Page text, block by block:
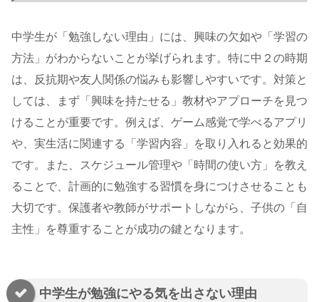
中学生が「勉強しない理由」には、興味の欠如や「学習の
方法」がわからないことが挙げられます。特に中２の時期
は、反抗期や友人関係の悩みも影響しやすいです。対策と
しては、まず「興味を持たせる」教材やアプローチを見つ
けることが重要です。例えば、ゲーム感覚で学べるアプリ
や、実生活に関連する「学習内容」を取り入れると効果的
です。また、スケジュール管理や「時間の使い方」を教え
ることで、計画的に勉強する習慣を身につけさせることも
大切です。保護者や教師がサポートしながら、子供の「自
主性」を尊重することが成功の鍵となります。
中学生が勉強にやる気を出さない理由